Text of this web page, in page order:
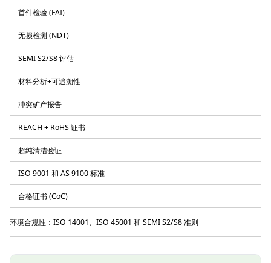
首件检验 (FAI)
无损检测 (NDT)
SEMI S2/S8 评估
材料分析+可追溯性
冲突矿产报告
REACH + RoHS 证书
超纯清洁验证
ISO 9001 和 AS 9100 标准
合格证书 (CoC)
环境合规性：ISO 14001、ISO 45001 和 SEMI S2/S8 准则